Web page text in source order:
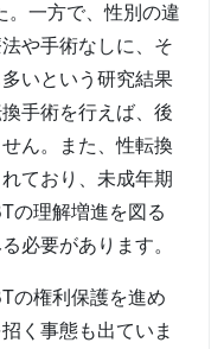
。一方で、性別の違
や手術なしに、そ
いという研究結果
手術を行えば、後
ん。また、性転換
ており、未成年期
の理解増進を図る
必要があります。
の権利保護を進め
く事態も出ていま